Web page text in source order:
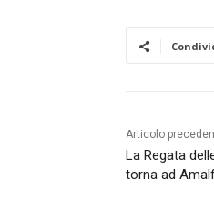
Articolo
La Regata
torna ad